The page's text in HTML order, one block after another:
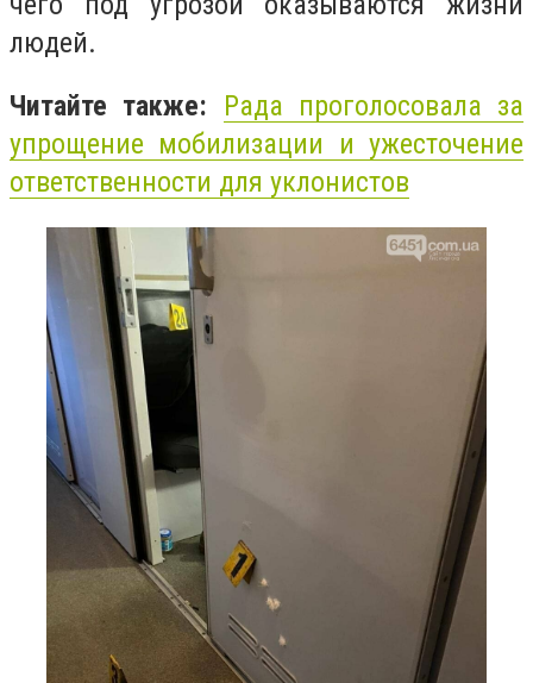
людей.
Читайте также: Рада проголосовала за
упрощение мобилизации и ужесточение
ответственности для уклонистов